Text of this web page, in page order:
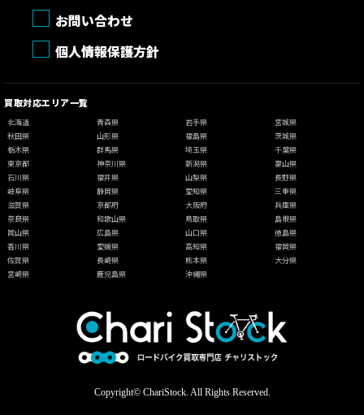
お問い合わせ
個人情報保護方針
買取対応エリア一覧
北海道 青森県 岩手県
宮城県
秋田県
山形県 福島県
茨城県
栃木県
群馬県 埼玉県
千葉県
東京都
神奈川県 新潟県
富山県
石川県
福井県 山梨県
長野県
岐阜県
静岡県 愛知県
三重県
滋賀県
京都府 大阪府
兵庫県
奈良県
和歌山県 鳥取県
島根県
岡山県
広島県 山口県
徳島県
香川県
愛媛県 高知県
福岡県
佐賀県
長崎県 熊本県
大分県
宮崎県
鹿児島県 沖縄県
Copyright© ChariStock. All Rights Reserved.